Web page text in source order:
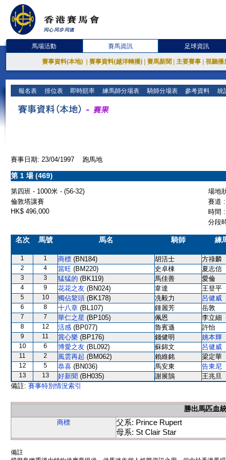
馬場活動 賽馬資訊 足球資訊
賽事資料(本地) 賽事資料(越洋轉播) 賽馬新聞 主要賽事 視聽播
報名表 排位表 即時賠率 練馬師分場表 騎師分場表 參考資料 統
賽事日期: 23/04/1997 跑馬地
第 1 場 (469)
第四班 - 1000米 - (56-32) 場地
倫敦塔讓賽
賽道 :
HK$ 496,000
時間 :
分段
名次 馬號 馬名 騎師 練
1 1 商標 (BN184) 胡活士 方祿麟
2
4 當旺 (BM220) 史卓棟 夏志信
3
3 猛猛的 (BK119) 馬佳善 愛倫
4
9 花花之友 (BN024) 韋達 王登平
5
10 獨佔鰲頭 (BK178) 冼毅力 呂健威
6
8 十八章 (BL107) 鍾麗芳 岳敦
7
7 華仁之星 (BP105) 佩恩 李立細
8
12 活感 (BP077) 魯賓遜 許怡
9
11 賞心樂 (BP176) 錢健明 姚本輝
10
6 博愛之友 (BL092) 蘇錦文 呂健威
11
2 風雲再起 (BM062) 賴維銘 梁定華
12
5 恭喜 (BN036) 馬安東 告東尼
13
13 好新聞 (BH035) 謝展鵠 王兆旦
備註: 賽事特別情況索引
勝出馬匹血
商標
父系: Prince Rupert
母系: St Clair Star
備註